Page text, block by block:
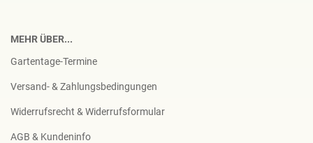
MEHR ÜBER...
Gartentage-Termine
Versand- & Zahlungsbedingungen
Widerrufsrecht & Widerrufsformular
AGB & Kundeninfo